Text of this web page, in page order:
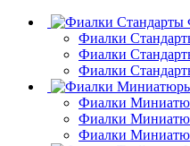
Фиалки
Фиалки
Фиалки
Фиалки
Фиалки
Фиалки